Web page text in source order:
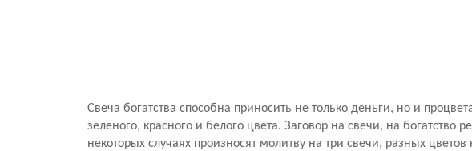
Свеча богатства способна приносить не только деньги, но и
зеленого, красного и белого цвета. Заговор на свечи, на
некоторых случаях произносят молитву на три свечи, разных цветов